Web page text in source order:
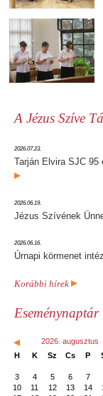
A Jézus Szíve
2026.07.23.
Tarján Elvira SJC
2026.06.19.
Jézus Szívének
2026.06.16.
Úrnapi körmenet
Korábbi hírek
Eseménynaptár
2026. augusztus
H
K Sz Cs P
3
4 5 6 7
10
11 12 13 14